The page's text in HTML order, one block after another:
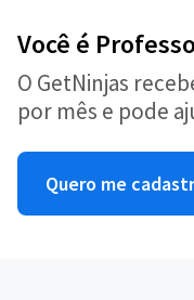
Você é
O GetNinjas
por mês e pode
Quero me